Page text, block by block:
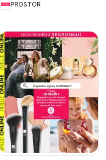
PROSTOR